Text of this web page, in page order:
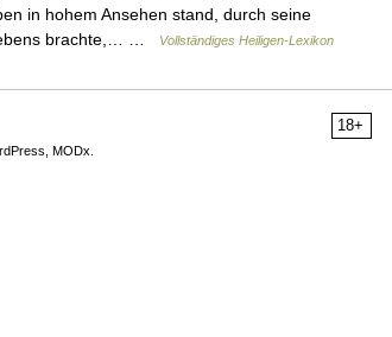
in hohem Ansehen stand, durch seine
brachte,… …
Vollständiges Heiligen-Lexikon
18+
MODx.